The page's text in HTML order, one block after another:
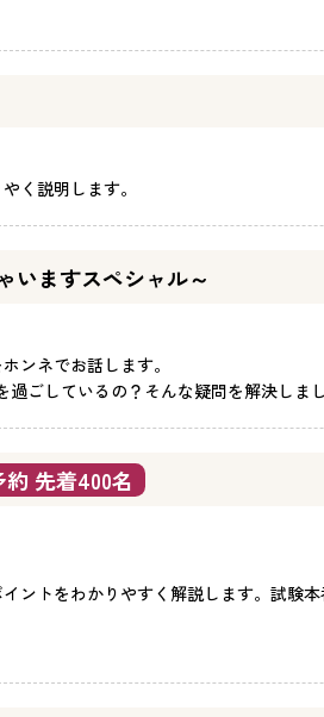
く説明します。
ますスペシャル～
ンネでお話します。
過ごしているの？そんな疑問を解決しま
約 先着400名
ントをわかりやすく解説します。試験